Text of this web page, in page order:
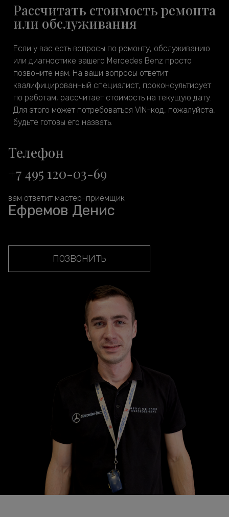
Рассчитать стоимость ремонта
или обслуживания
Если у вас есть вопросы по ремонту, обслуживанию
или диагностике вашего Mercedes Benz просто
позвоните нам. На ваши вопросы ответит
квалифицированный специалист, проконсультирует
по работам, рассчитает стоимость на текущую дату.
Для этого может потребоваться VIN-код, пожалуйста,
будьте готовы его назвать.
Телефон
+7 495 120-03-69
вам ответит мастер-приёмщик
Ефремов Денис
ПОЗВОНИТЬ